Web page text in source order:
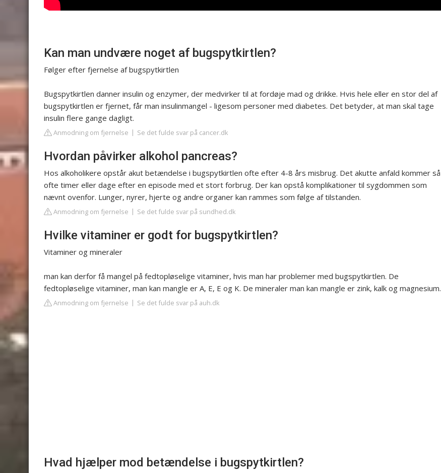
Kan man undvære noget af bugspytkirtlen?
Følger efter fjernelse af bugspytkirtlen
Bugspytkirtlen danner insulin og enzymer, der medvirker til at fordøje mad og drikke. Hvis hele eller en stor del af
bugspytkirtlen er fjernet, får man insulinmangel - ligesom personer med diabetes. Det betyder, at man skal tage
insulin flere gange dagligt.
Anmodning om fjernelse Se det fulde svar på cancer.dk
Hvordan påvirker alkohol pancreas?
Hos alkoholikere opstår akut betændelse i bugspytkirtlen ofte efter 4-8 års misbrug. Det akutte anfald kommer så
ofte timer eller dage efter en episode med et stort forbrug. Der kan opstå komplikationer til sygdommen som
nævnt ovenfor. Lunger, nyrer, hjerte og andre organer kan rammes som følge af tilstanden.
Anmodning om fjernelse Se det fulde svar på sundhed.dk
Hvilke vitaminer er godt for bugspytkirtlen?
Vitaminer og mineraler
man kan derfor få mangel på fedtopløselige vitaminer, hvis man har problemer med bugspytkirtlen. De
fedtopløselige vitaminer, man kan mangle er A, E, E og K. De mineraler man kan mangle er zink, kalk og magnesium.
Anmodning om fjernelse Se det fulde svar på auh.dk
Hvad hjælper mod betændelse i bugspytkirtlen?